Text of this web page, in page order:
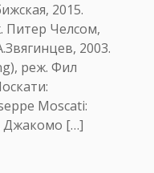
2015.
Питер Челсом,
2003.
реж. Фил
Moscati:
Джакомо […]